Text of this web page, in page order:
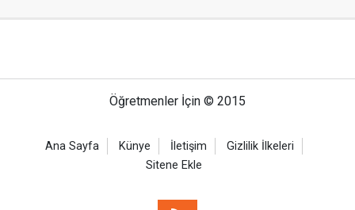
Öğretmenler İçin © 2015
Ana Sayfa Künye İletişim
Gizlilik İlkeleri
Sitene Ekle